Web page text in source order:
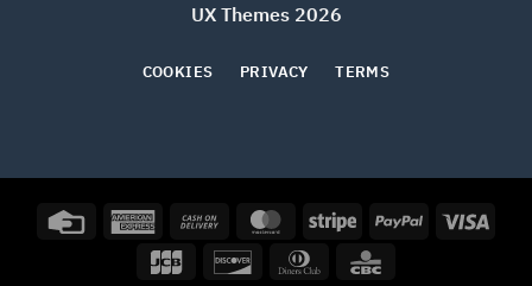
2026 UX Themes
TERMS
PRIVACY
COOKIES
Visa
PayPal
Stripe
MasterCard
Cash
Delivery
American
Credit
CBC
Dinners
Discover
JCB